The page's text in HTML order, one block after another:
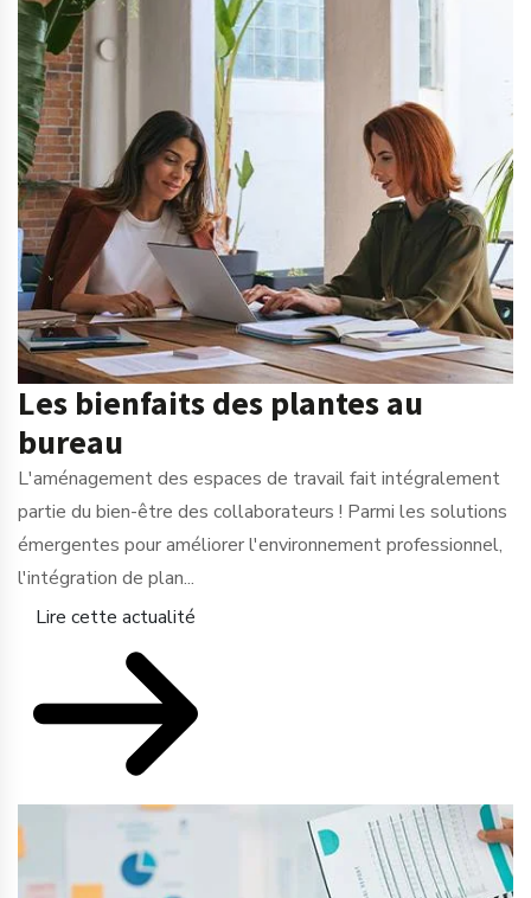
Les bienfaits des plantes au
bureau
L'aménagement des espaces de travail fait intégralement
partie du bien-être des collaborateurs ! Parmi les solutions
émergentes pour améliorer l'environnement professionnel,
l'intégration de plan...
Lire cette actualité